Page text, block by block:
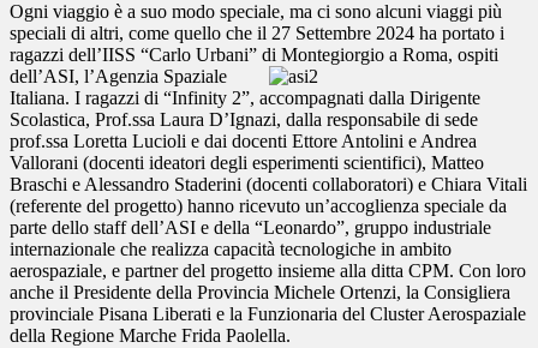
Ogni viaggio è a suo modo speciale, ma ci sono alcuni viaggi più
speciali di altri, come quello che il 27 Settembre 2024 ha portato i
ragazzi dell’IISS “Carlo Urbani” di Montegiorgio a Roma, ospiti
dell’ASI, l’Agenzia Spaziale
Italiana. I ragazzi di “Infinity 2”, accompagnati dalla Dirigente
Scolastica, Prof.ssa Laura D’Ignazi, dalla responsabile di sede
prof.ssa Loretta Lucioli e dai docenti Ettore Antolini e Andrea
Vallorani (docenti ideatori degli esperimenti scientifici), Matteo
Braschi e Alessandro Staderini (docenti collaboratori) e Chiara Vitali
(referente del progetto) hanno ricevuto un’accoglienza speciale da
parte dello staff dell’ASI e della “Leonardo”, gruppo industriale
internazionale che realizza capacità tecnologiche in ambito
aerospaziale, e partner del progetto insieme alla ditta CPM. Con loro
anche il Presidente della Provincia Michele Ortenzi, la Consigliera
provinciale Pisana Liberati e la Funzionaria del Cluster Aerospaziale
della Regione Marche Frida Paolella.